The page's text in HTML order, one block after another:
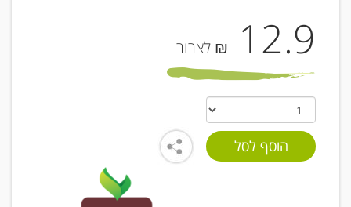
12.9 ₪ לצרור